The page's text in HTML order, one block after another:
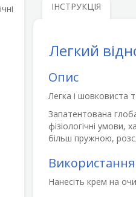
ІНСТРУКЦІЯ
Легкий
Опис
Легка і шовковиста
Запатентована
фізіологічні умови,
більш пружною,
Використання
Нанесіть крем на